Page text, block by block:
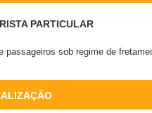
PARTICULAR
passageiros sob regime de